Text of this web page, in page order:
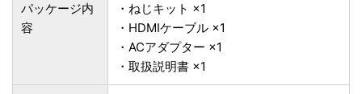
パッケージ内
容
・ねじキット ×1
・HDMIケーブル ×1
・ACアダプター ×1
・取扱説明書 ×1